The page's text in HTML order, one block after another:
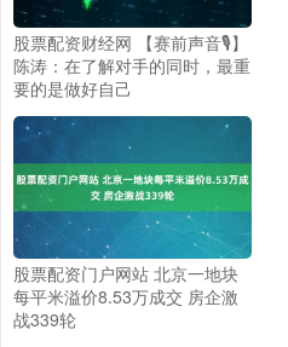
股票配资财经网 【赛前声音🎙】
陈涛：在了解对手的同时，最重
要的是做好自己
股票配资门户网站 北京一地块
每平米溢价8.53万成交 房企激
战339轮